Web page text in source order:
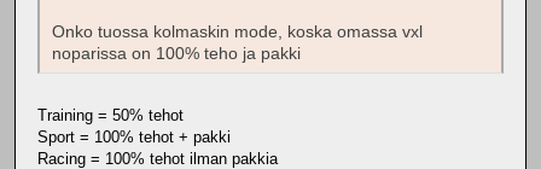
Onko tuossa kolmaskin mode, koska omassa vxl
noparissa on 100% teho ja pakki
Training = 50% tehot
Sport = 100% tehot + pakki
Racing = 100% tehot ilman pakkia